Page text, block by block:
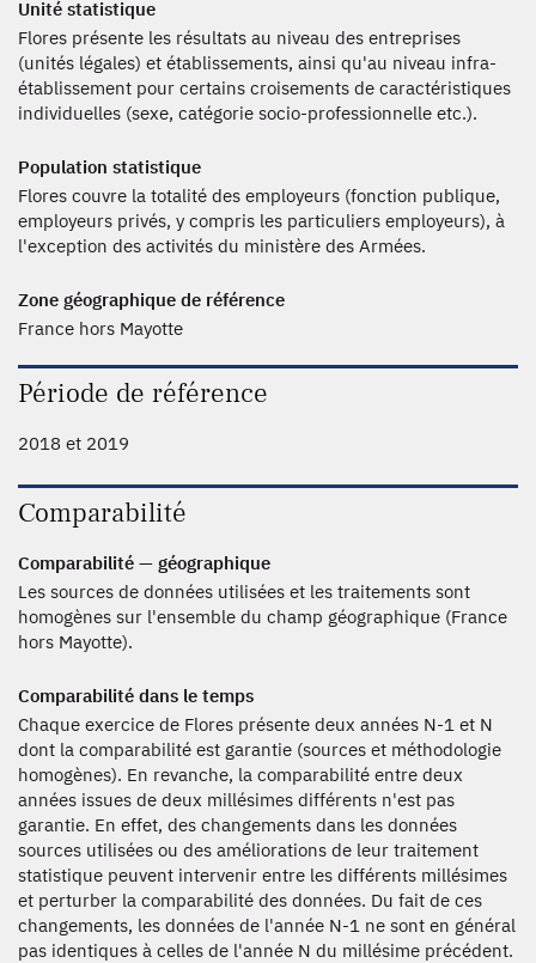
Unité statistique
Flores présente les résultats au niveau des entreprises
(unités légales) et établissements, ainsi qu'au niveau infra-
établissement pour certains croisements de caractéristiques
individuelles (sexe, catégorie socio-professionnelle etc.).
Population statistique
Flores couvre la totalité des employeurs (fonction publique,
employeurs privés, y compris les particuliers employeurs), à
l'exception des activités du ministère des Armées.
Zone géographique de référence
France hors Mayotte
Période de référence
2018 et 2019
Comparabilité
Comparabilité — géographique
Les sources de données utilisées et les traitements sont
homogènes sur l'ensemble du champ géographique (France
hors Mayotte).
Comparabilité dans le temps
Chaque exercice de Flores présente deux années N-1 et N
dont la comparabilité est garantie (sources et méthodologie
homogènes). En revanche, la comparabilité entre deux
années issues de deux millésimes différents n'est pas
garantie. En effet, des changements dans les données
sources utilisées ou des améliorations de leur traitement
statistique peuvent intervenir entre les différents millésimes
et perturber la comparabilité des données. Du fait de ces
changements, les données de l'année N-1 ne sont en général
pas identiques à celles de l'année N du millésime précédent.